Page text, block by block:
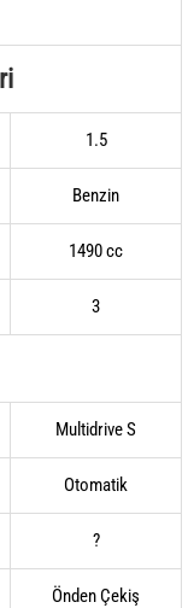
1.5
Benzin
1490 cc
3
Multidrive S
Otomatik
?
Önden Çekiş